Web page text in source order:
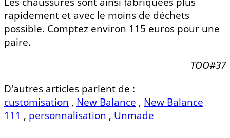
rapidement et avec le moins de déchets
possible. Comptez environ 115 euros pour une
paire.
TOO#37
D'autres articles parlent de :
customisation , New Balance , New Balance
111 , personnalisation , Unmade